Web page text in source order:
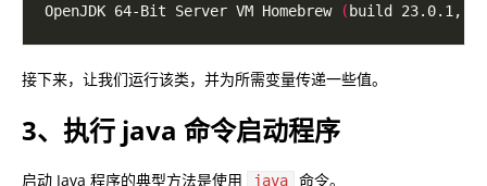
OpenJDK 64-Bit Server VM Homebrew
( build 23.0.1,
接下来，让我们运行该类，并为所需变量传递一些值。
3、执行 java 命令启动程序
启动 Java 程序的典型方法是使用 java 命令。